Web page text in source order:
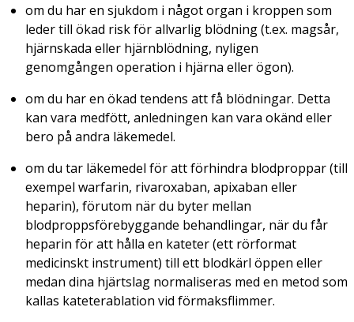
om du har en sjukdom i något organ i kroppen som
leder till ökad risk för allvarlig blödning (t.ex. magsår,
hjärnskada eller hjärnblödning, nyligen
genomgången operation i hjärna eller ögon).
om du har en ökad tendens att få blödningar. Detta
kan vara medfött, anledningen kan vara okänd eller
bero på andra läkemedel.
om du tar läkemedel för att förhindra blodproppar (till
exempel warfarin, rivaroxaban, apixaban eller
heparin), förutom när du byter mellan
blodproppsförebyggande behandlingar, när du får
heparin för att hålla en kateter (ett rörformat
medicinskt instrument) till ett blodkärl öppen eller
medan dina hjärtslag normaliseras med en metod som
kallas kateterablation vid förmaksflimmer.